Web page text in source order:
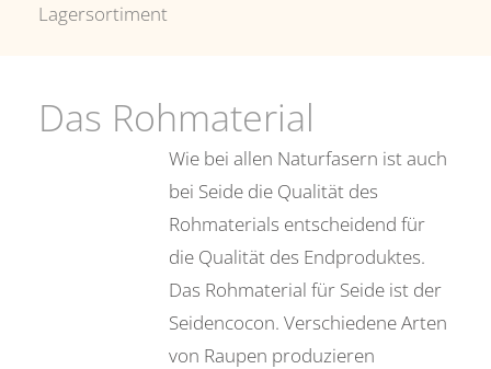
Lagersortiment
Das Rohmaterial
Wie bei allen Naturfasern ist auch
bei Seide die Qualität des
Rohmaterials entscheidend für
die Qualität des Endproduktes.
Das Rohmaterial für Seide ist der
Seidencocon. Verschiedene Arten
von Raupen produzieren